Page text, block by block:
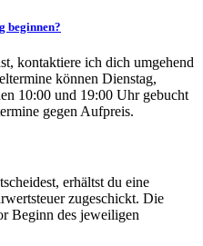
beginnen?
kontaktiere ich dich umgehend
können Dienstag,
10:00 und 19:00 Uhr gebucht
gegen Aufpreis.
erhältst du eine
zugeschickt. Die
Beginn des jeweiligen